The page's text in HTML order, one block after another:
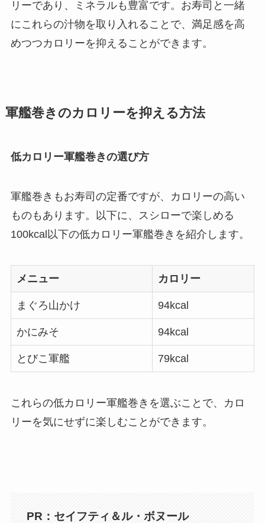
リーであり、ミネラルも豊富です。お寿司と一緒
にこれらの汁物を取り入れることで、満足感を高
めつつカロリーを抑えることができます。
軍艦巻きのカロリーを抑える方法
低カロリー軍艦巻きの選び方
軍艦巻きもお寿司の定番ですが、カロリーの高い
ものもあります。以下に、スシローで楽しめる
100kcal以下の低カロリー軍艦巻きを紹介します。
メニュー カロリー
まぐろ山かけ 94kcal
かにみそ 94kcal
とびこ軍艦 79kcal
これらの低カロリー軍艦巻きを選ぶことで、カロ
リーを気にせずに楽しむことができます。
PR：セイフティ＆ル・ボヌール